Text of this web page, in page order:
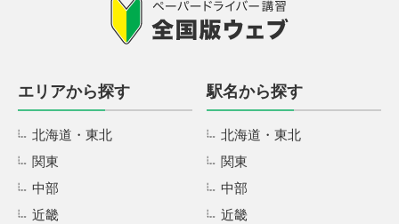
エリアから探す
北海道・東北
関東
中部
近畿
駅名から探す
北海道・東北
関東
中部
近畿